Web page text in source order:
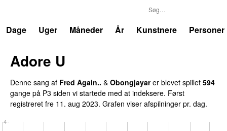
Dage
Uger Måneder År Kunstnere Personer
Adore U
Denne sang af Fred Again.. & Obongjayarer blevet spillet 594
gange på P3 siden vi startede med at indeksere. Først
registreret fre 11. aug 2023. Grafen viser afspilninger pr. dag.
4